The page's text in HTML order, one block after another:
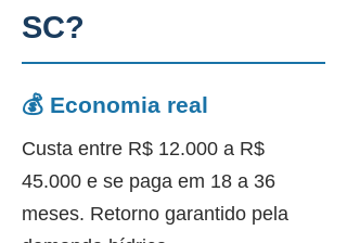
SC?
💰 Economia real
Custa entre R$ 12.000 a R$
45.000 e se paga em 18 a 36
meses. Retorno garantido pela